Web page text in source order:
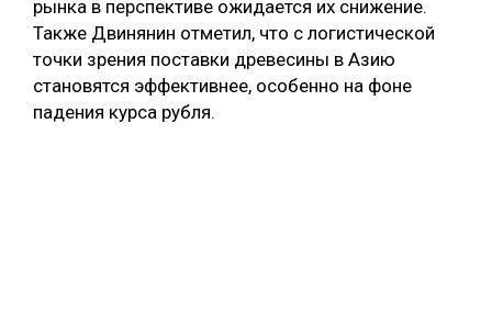
рынка в перспективе ожидается их снижение.
Также Двинянин отметил, что с логистической
точки зрения поставки древесины в Азию
становятся эффективнее, особенно на фоне
падения курса рубля.